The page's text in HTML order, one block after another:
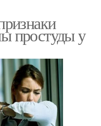
простуды у